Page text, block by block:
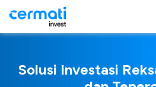
Solusi Investasi